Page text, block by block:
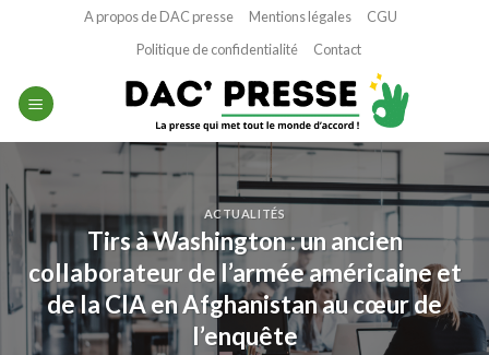
A propos de DAC presse Mentions légales
CGU
Politique de confidentialité
Contact
ACTUALITÉS
Tirs à Washington : un ancien
collaborateur de l’armée américaine et
de la CIA en Afghanistan au cœur de
l’enquête